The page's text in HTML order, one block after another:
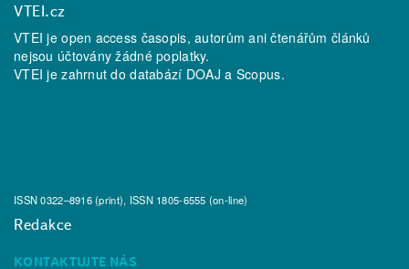
VTEI.cz
VTEI je open access časopis, autorům ani čtenářům článků
nejsou účtovány žádné poplatky.
VTEI je zahrnut do databází DOAJ a Scopus.
ISSN 0322–8916 (print), ISSN 1805-6555 (on-line)
Redakce
KONTAKTUJTE NÁS